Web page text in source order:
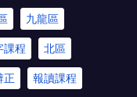
九龍區
課程 北區
正 報讀課程